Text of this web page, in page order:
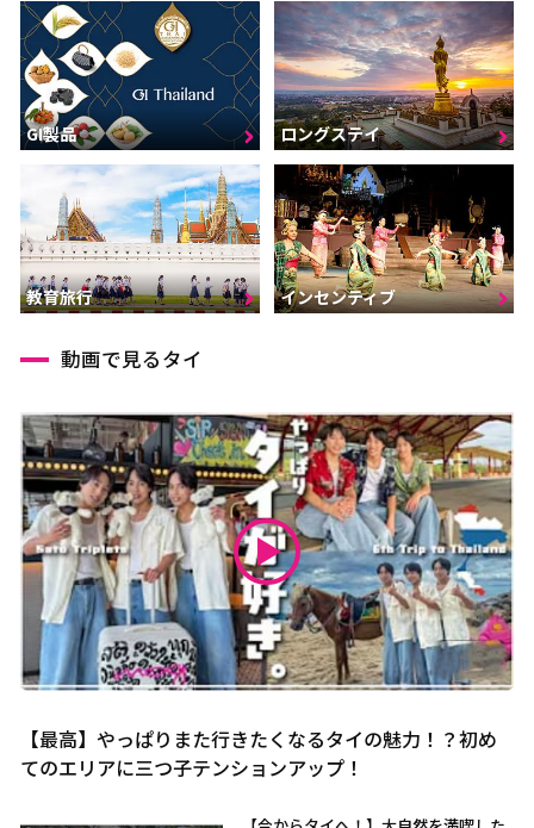
GI製品 ロングステイ
教育旅行 インセンティブ
動画で見るタイ
【最高】やっぱりまた行きたくなるタイの魅力！？初め
てのエリアに三つ子テンションアップ！